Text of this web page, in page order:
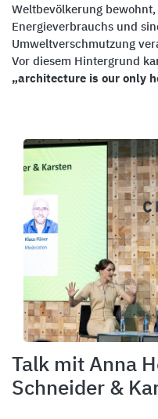
Weltbevölkerung
Energieverbrauchs und
Umweltverschmutzung
Vor diesem Hintergrund
„architecture is our only
Talk mit Anna
Schneider &